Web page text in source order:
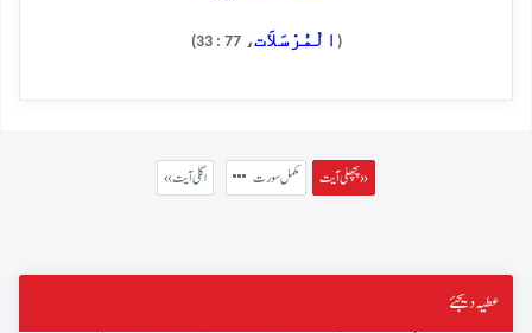
( الْمُرْسَلاَت، 77 : 33)
پچھلی آیت » مکمل سورت « اگلی آیت
عطیہ دیجئے